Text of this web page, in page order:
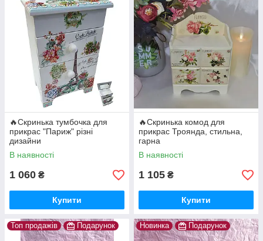
🔥Скринька тумбочка для
прикрас "Париж" різні
дизайни
В наявності
1 060 ₴
Купити
🔥Скринька комод для
прикрас Троянда, стильна,
гарна
В наявності
1 105 ₴
Купити
Топ продажів Подарунок Новинка Подарунок